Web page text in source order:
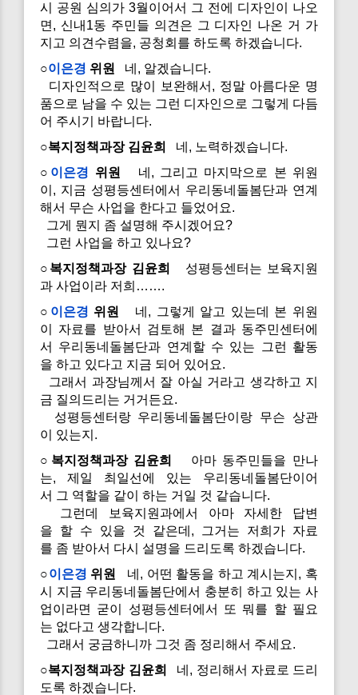
시 공원 심의가 3월이어서 그 전에 디자인이 나오
면, 신내1동 주민들 의견은 그 디자인 나온 거 가
지고 의견수렴을, 공청회를 하도록 하겠습니다.
○이은경 위원
네, 알겠습니다.
디자인적으로 많이 보완해서, 정말 아름다운 명
품으로 남을 수 있는 그런 디자인으로 그렇게 다듬
어 주시기 바랍니다.
○복지정책과장 김윤희
네, 노력하겠습니다.
○ 이은경 위원
네, 그리고 마지막으로 본 위원
이, 지금 성평등센터에서 우리동네돌봄단과 연계
해서 무슨 사업을 한다고 들었어요.
그게 뭔지 좀 설명해 주시겠어요?
그런 사업을 하고 있나요?
○복지정책과장 김윤희
성평등센터는 보육지원
과 사업이라 저희…….
○ 이은경 위원
네, 그렇게 알고 있는데 본 위원
이 자료를 받아서 검토해 본 결과 동주민센터에
서 우리동네돌봄단과 연계할 수 있는 그런 활동
을 하고 있다고 지금 되어 있어요.
그래서 과장님께서 잘 아실 거라고 생각하고 지
금 질의드리는 거거든요.
성평등센터랑 우리동네돌봄단이랑 무슨 상관
이 있는지.
○복지정책과장 김윤희
아마 동주민들을 만나
는, 제일 최일선에 있는 우리동네돌봄단이어
서 그 역할을 같이 하는 거일 것 같습니다.
그런데 보육지원과에서 아마 자세한 답변
을 할 수 있을 것 같은데, 그거는 저희가 자료
를 좀 받아서 다시 설명을 드리도록 하겠습니다.
○이은경 위원
네, 어떤 활동을 하고 계시는지, 혹
시 지금 우리동네돌봄단에서 충분히 하고 있는 사
업이라면 굳이 성평등센터에서 또 뭐를 할 필요
는 없다고 생각합니다.
그래서 궁금하니까 그것 좀 정리해서 주세요.
○복지정책과장 김윤희
네, 정리해서 자료로 드리
도록 하겠습니다.